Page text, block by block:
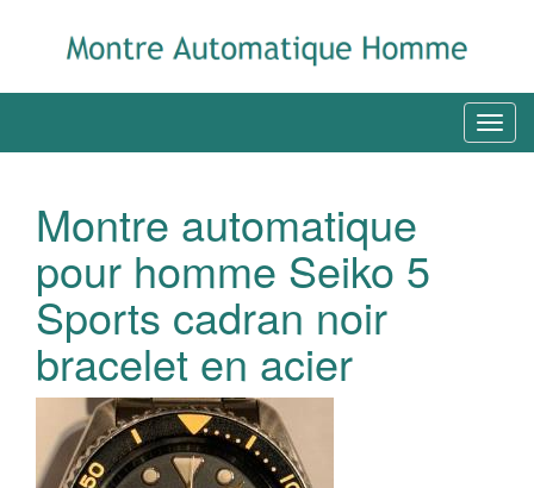
Montre automatique
pour homme Seiko 5
Sports cadran noir
bracelet en acier